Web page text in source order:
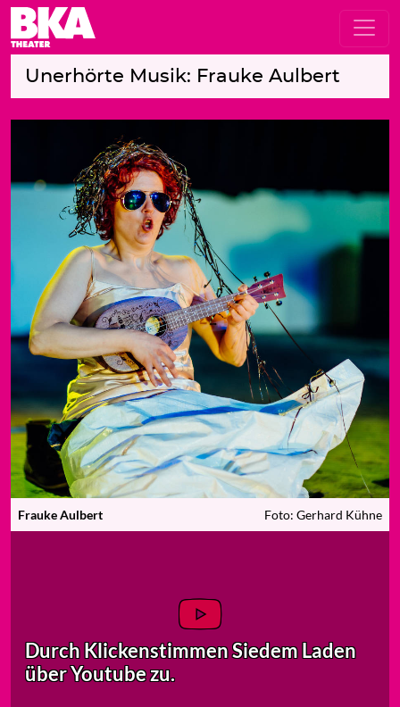
Unerhörte Musik: Frauke Aulbert
Frauke Aulbert Foto: Gerhard Kühne
Durch Klickenstimmen Siedem Laden
über Youtube zu.